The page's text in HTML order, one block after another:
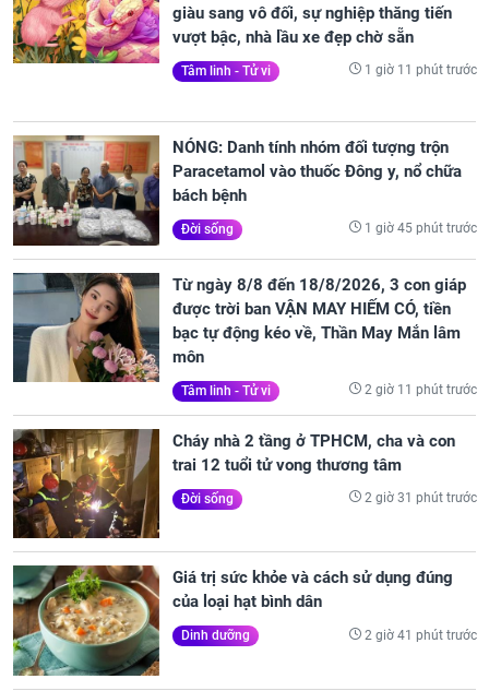
giàu sang vô đối, sự nghiệp thăng tiến
vượt bậc, nhà lầu xe đẹp chờ sẵn
Tâm linh - Tử vi 1 giờ 11 phút trước
NÓNG: Danh tính nhóm đối tượng trộn
Paracetamol vào thuốc Đông y, nổ chữa
bách bệnh
Đời sống 1 giờ 45 phút trước
Từ ngày 8/8 đến 18/8/2026, 3 con giáp
được trời ban VẬN MAY HIẾM CÓ, tiền
bạc tự động kéo về, Thần May Mắn lâm
môn
Tâm linh - Tử vi 2 giờ 11 phút trước
Cháy nhà 2 tầng ở TPHCM, cha và con
trai 12 tuổi tử vong thương tâm
Đời sống 2 giờ 31 phút trước
Giá trị sức khỏe và cách sử dụng đúng
của loại hạt bình dân
Dinh dưỡng 2 giờ 41 phút trước